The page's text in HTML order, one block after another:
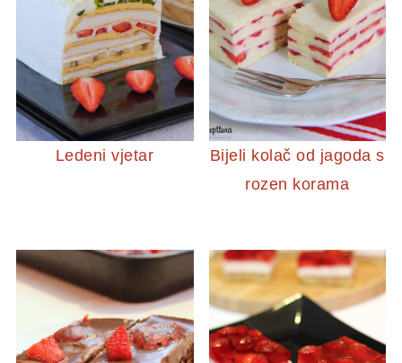
Ledeni vjetar
Bijeli kolač od jagoda s
rozen korama